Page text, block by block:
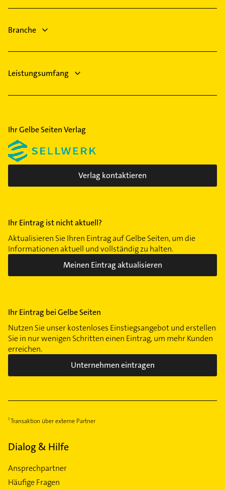
Maler
Heizungsbauer
Branche
Leistungsumfang
Ihr Gelbe Seiten Verlag
Verlag kontaktieren
Ihr Eintrag ist nicht aktuell?
Aktualisieren Sie Ihren Eintrag auf Gelbe Seiten, um die
Informationen aktuell und vollständig zu halten.
Meinen Eintrag aktualisieren
Ihr Eintrag bei Gelbe Seiten
Nutzen Sie unser kostenloses Einstiegsangebot und erstellen
Sie in nur wenigen Schritten einen Eintrag, um mehr Kunden
erreichen.
Unternehmen eintragen
Transaktion über externe Partner
Dialog & Hilfe
Ansprechpartner
Häufige Fragen